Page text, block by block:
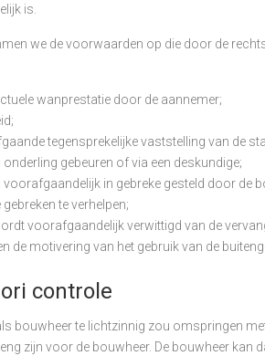
is.
we de voorwaarden op die door de
wanprestatie door de aannemer;
tegensprekelijke vaststelling van de
gebeuren of via een deskundige;
voorafgaandelijk in gebreke gesteld door de
te verhelpen;
voorafgaandelijk verwittigd van de
de motivering van het gebruik van de
controle
bouwheer te lichtzinnig zou omspringen
zijn voor de bouwheer. De bouwheer kan